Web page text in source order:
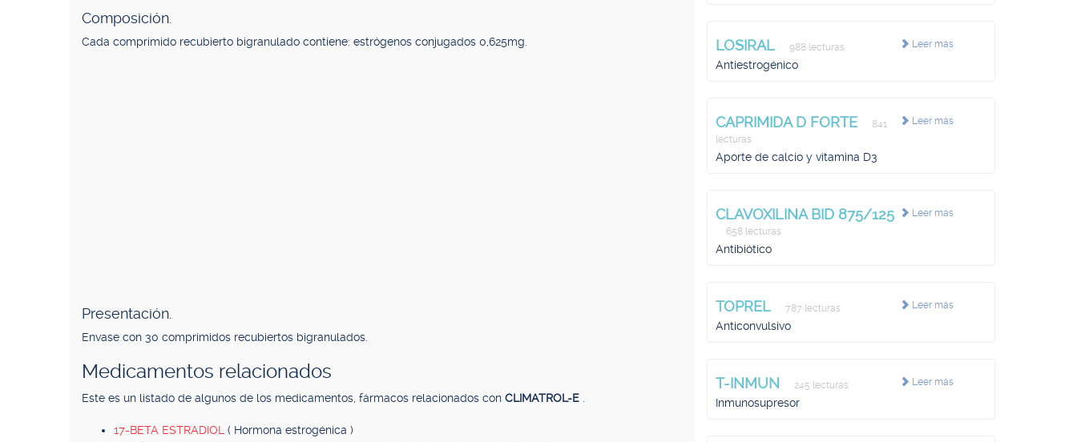
Composición.
Cada comprimido recubierto bigranulado contiene: estrógenos conjugados 0,625mg.
Presentación.
Envase con 30 comprimidos recubiertos bigranulados.
Medicamentos relacionados
Este es un listado de algunos de los medicamentos, fármacos relacionados con CLIMATROL-E
17-BETA ESTRADIOL ( Hormona estrogénica )
Leer más
LOSIRAL 988 lecturas
Antiestrogénico
Leer más
CAPRIMIDA D FORTE
841
lecturas
Aporte de calcio y vitamina D3
Leer más
CLAVOXILINA BID 875/125
658 lecturas
Antibiótico
Leer más
TOPREL 787 lecturas
Anticonvulsivo
Leer más
T-INMUN 245 lecturas
Inmunosupresor